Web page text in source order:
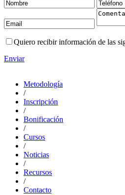
Quiero recibir información de las
Enviar
Metodología
/
Inscripción
/
Bonificación
/
Cursos
/
Noticias
/
Recursos
/
Contacto